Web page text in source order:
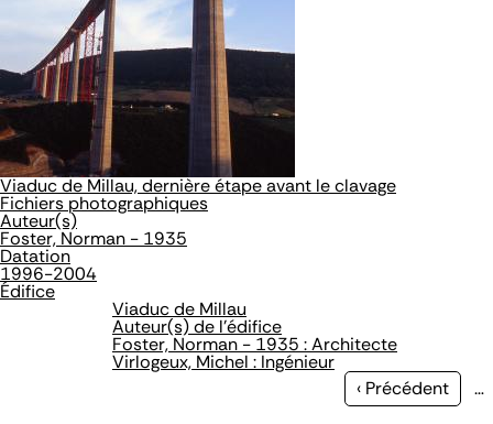
Viaduc de Millau, dernière étape avant le clavage
Fichiers photographiques
Auteur(s)
Foster, Norman - 1935
Datation
1996-2004
Édifice
Viaduc de Millau
Auteur(s) de l'édifice
Foster, Norman - 1935 : Architecte
Virlogeux, Michel : Ingénieur
Page
‹ Précédent …